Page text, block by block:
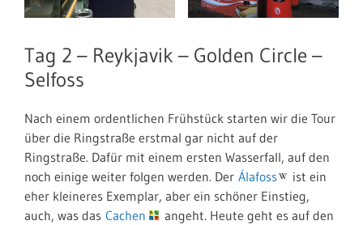
Tag 2 – Reykjavik – Golden Circle –
Selfoss
Nach einem ordentlichen Frühstück starten wir die Tour
über die Ringstraße erstmal gar nicht auf der
Ringstraße. Dafür mit einem ersten Wasserfall, auf den
noch einige weiter folgen werden. Der Álafoss
ist ein
eher kleineres Exemplar, aber ein schöner Einstieg,
auch, was das Cachen
angeht. Heute geht es auf den